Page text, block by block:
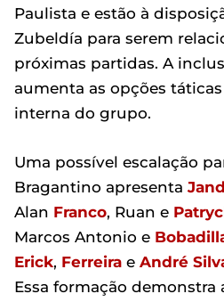
Paulista e estão à
Zubeldía para serem
próximas partidas. A
aumenta as opções
interna do grupo.
Uma possível escalação
Bragantino apresenta
Alan Franco, Ruan e
Marcos Antonio e
Erick, Ferreira e André
Essa formação demonstra